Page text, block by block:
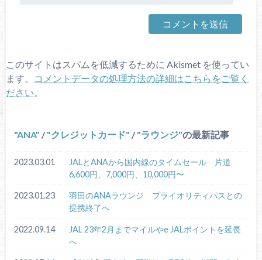
このサイトはスパムを低減するために Akismet を使ってい
ます。
コメントデータの処理方法の詳細はこちらをご覧く
ださい。
ANA / クレジットカード / ラウンジ の最新記事
2023.03.01
JALとANAから国内線のタイムセール 片道
6,600円、7,000円、10,000円〜
2023.01.23
羽田のANAラウンジ プライオリティパスとの
提携終了へ
2022.09.14
JAL 23年2月までマイルやe JALポイントを延長
へ